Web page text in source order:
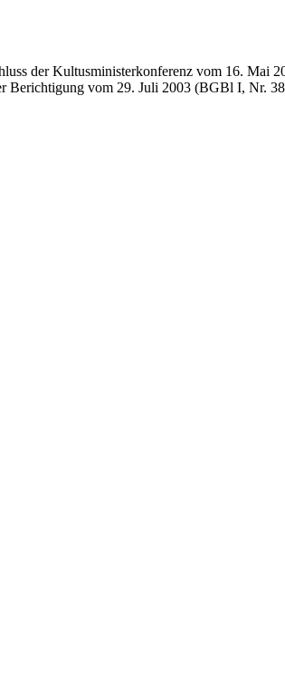
der Kultusministerkonferenz vom 16. Mai
vom 29. Juli 2003 (BGBl I, Nr.